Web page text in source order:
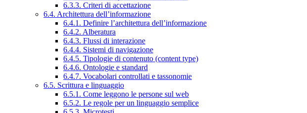
6.3.3. Criteri di accettazione
6.4. Architettura dell’informazione
6.4.1. Definire l’architettura dell’informazione
6.4.2. Alberatura
6.4.3. Flussi di interazione
6.4.4. Sistemi di navigazione
6.4.5. Tipologie di contenuto (content type)
6.4.6. Ontologie e standard
6.4.7. Vocabolari controllati e tassonomie
6.5. Scrittura e linguaggio
6.5.1. Come leggono le persone sul web
6.5.2. Le regole per un linguaggio semplice